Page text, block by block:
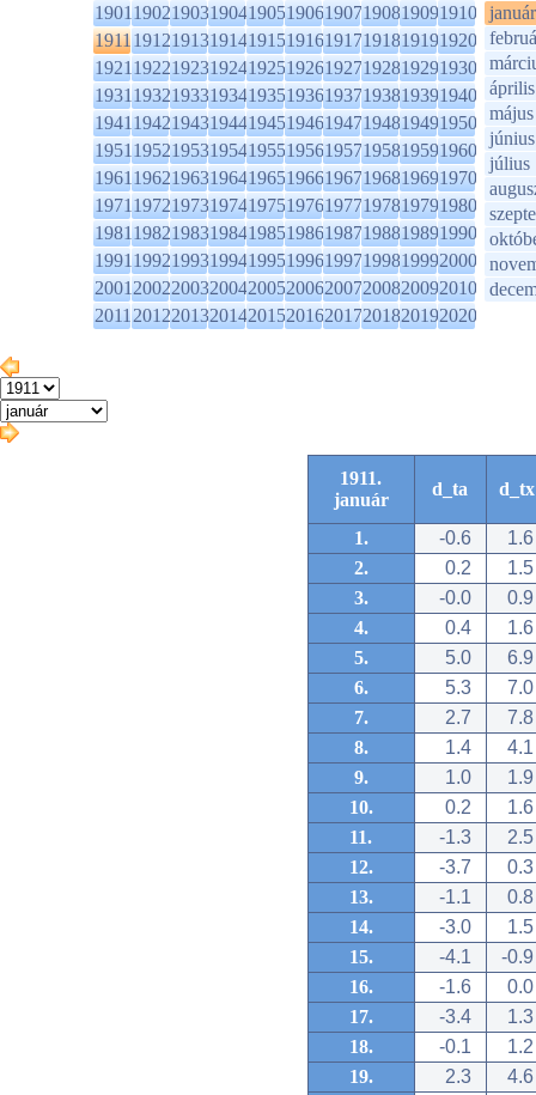
1901190219031904190519061907190819091910
1911191219131914191519161917191819191920
1921192219231924192519261927192819291930
1931193219331934193519361937193819391940
1941194219431944194519461947194819491950
1951195219531954195519561957195819591960
1961196219631964196519661967196819691970
1971197219731974197519761977197819791980
1981198219831984198519861987198819891990
1991199219931994199519961997199819992000
2001200220032004200520062007200820092010
2011201220132014201520162017201820192020
január
április
május
június
július
1911.
január
d_ta d_tx
1. -0.6
1.6
2.
0.2
1.5
3.
-0.0
0.9
4.
0.4
1.6
5.
5.0
6.9
6.
5.3
7.0
7.
2.7
7.8
8.
1.4
4.1
9.
1.0
1.9
10.
0.2
1.6
11.
-1.3
2.5
12.
-3.7
0.3
13.
-1.1
0.8
14.
-3.0
1.5
15.
-4.1
-0.9
16.
-1.6
0.0
17.
-3.4
1.3
18.
-0.1
1.2
19.
2.3
4.6